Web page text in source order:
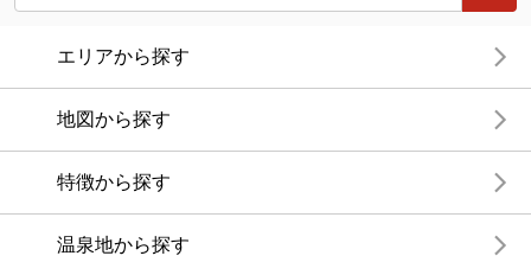
エリアから探す
地図から探す
特徴から探す
温泉地から探す